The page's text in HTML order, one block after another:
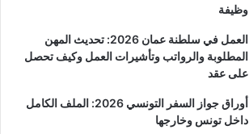
وظيفة
العمل في سلطنة عمان 2026: تحديث المهن
المطلوبة والرواتب وتأشيرات العمل وكيف تحصل
على عقد
أوراق جواز السفر التونسي 2026: الملف الكامل
داخل تونس وخارجها